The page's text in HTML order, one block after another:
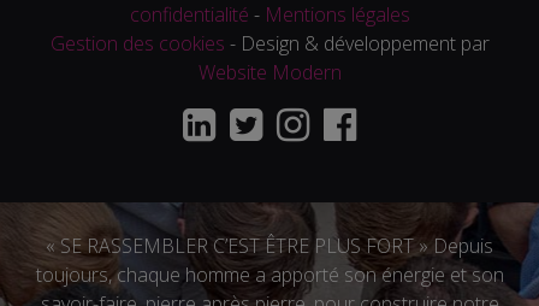
confidentialité - Mentions légales
Gestion des cookies - Design & développement par
Website Modern
« SE RASSEMBLER C’EST ÊTRE PLUS FORT » Depuis
toujours, chaque homme a apporté son énergie et son